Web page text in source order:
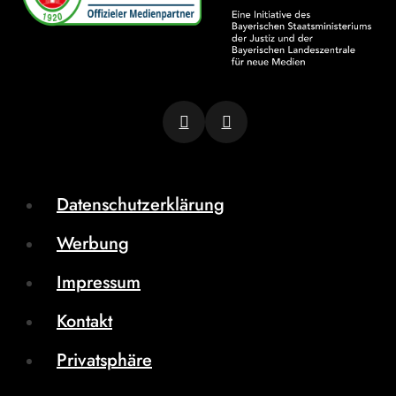
Datenschutzerklärung
Werbung
Impressum
Kontakt
Privatsphäre